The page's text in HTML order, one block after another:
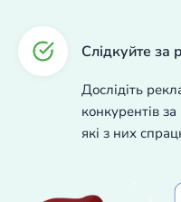
Слідкуйте
Дослідіть
конкурентів
які з них